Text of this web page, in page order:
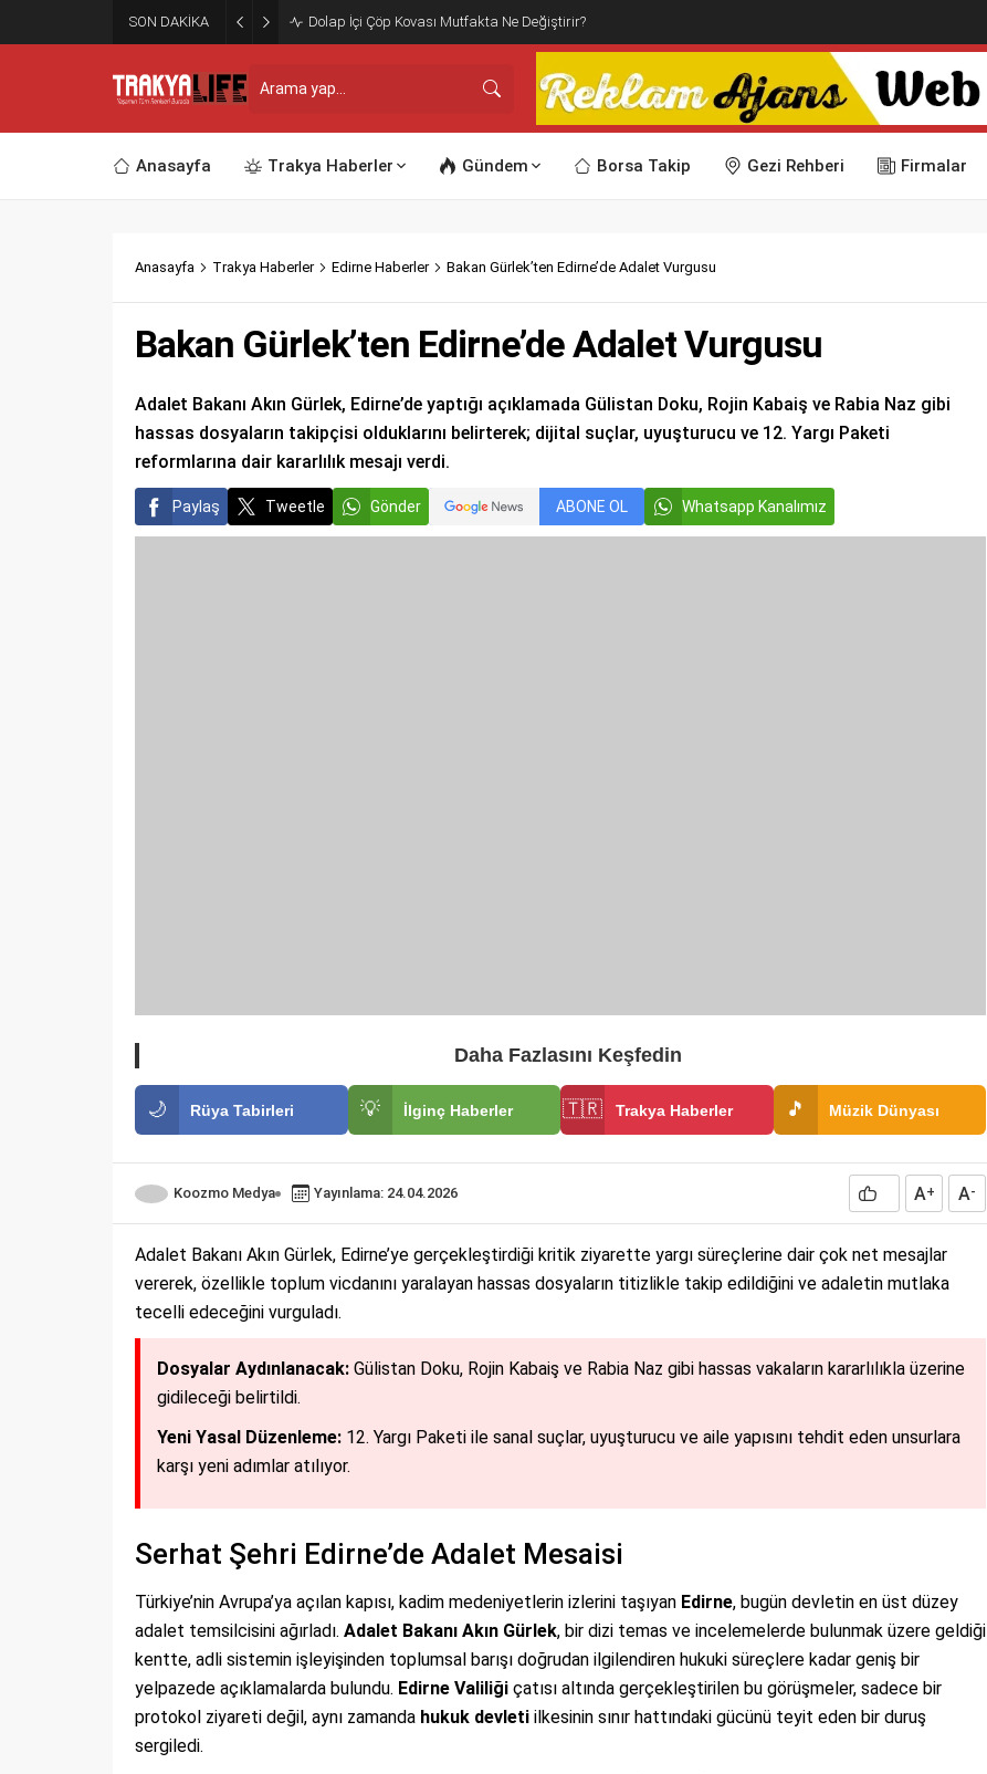
SON DAKİKA Dolap İçi Çöp Kovası Mutfakta Ne Değiştirir?
Anasayfa Trakya Haberler Gündem Borsa Takip Gezi Rehberi Firmalar
Anasayfa Trakya Haberler Edirne Haberler Bakan Gürlek’ten Edirne’de Adalet Vurgusu
Bakan Gürlek’ten Edirne’de Adalet Vurgusu
Adalet Bakanı Akın Gürlek, Edirne’de yaptığı açıklamada Gülistan Doku, Rojin Kabaiş ve Rabia Naz gibi
hassas dosyaların takipçisi olduklarını belirterek; dijital suçlar, uyuşturucu ve 12. Yargı Paketi
reformlarına dair kararlılık mesajı verdi.
Paylaş Tweetle Gönder ABONE OL Whatsapp Kanalımız
Daha Fazlasını Keşfedin
🌙 Rüya Tabirleri 💡 İlginç Haberler 🇹🇷 Trakya Haberler 🎵 Müzik Dünyası
Koozmo Medya Yayınlama: 24.04.2026 A+ A-
Adalet Bakanı Akın Gürlek, Edirne’ye gerçekleştirdiği kritik ziyarette yargı süreçlerine dair çok net mesajlar
vererek, özellikle toplum vicdanını yaralayan hassas dosyaların titizlikle takip edildiğini ve adaletin mutlaka
tecelli edeceğini vurguladı.
Dosyalar Aydınlanacak: Gülistan Doku, Rojin Kabaiş ve Rabia Naz gibi hassas vakaların kararlılıkla üzerine
gidileceği belirtildi.
Yeni Yasal Düzenleme: 12. Yargı Paketi ile sanal suçlar, uyuşturucu ve aile yapısını tehdit eden unsurlara
karşı yeni adımlar atılıyor.
Serhat Şehri Edirne’de Adalet Mesaisi
Türkiye’nin Avrupa’ya açılan kapısı, kadim medeniyetlerin izlerini taşıyan Edirne, bugün devletin en üst düzey
adalet temsilcisini ağırladı. Adalet Bakanı Akın Gürlek, bir dizi temas ve incelemelerde bulunmak üzere geldiği
kentte, adli sistemin işleyişinden toplumsal barışı doğrudan ilgilendiren hukuki süreçlere kadar geniş bir
yelpazede açıklamalarda bulundu. Edirne Valiliği çatısı altında gerçekleştirilen bu görüşmeler, sadece bir
protokol ziyareti değil, aynı zamanda hukuk devleti ilkesinin sınır hattındaki gücünü teyit eden bir duruş
sergiledi.